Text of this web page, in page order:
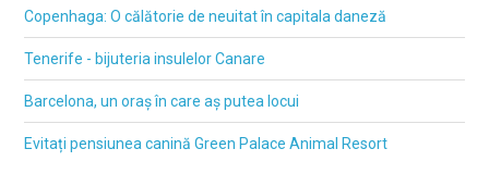
Copenhaga: O călătorie de neuitat în capitala daneză
Tenerife - bijuteria insulelor Canare
Barcelona, un oraș în care aș putea locui
Evitați pensiunea canină Green Palace Animal Resort